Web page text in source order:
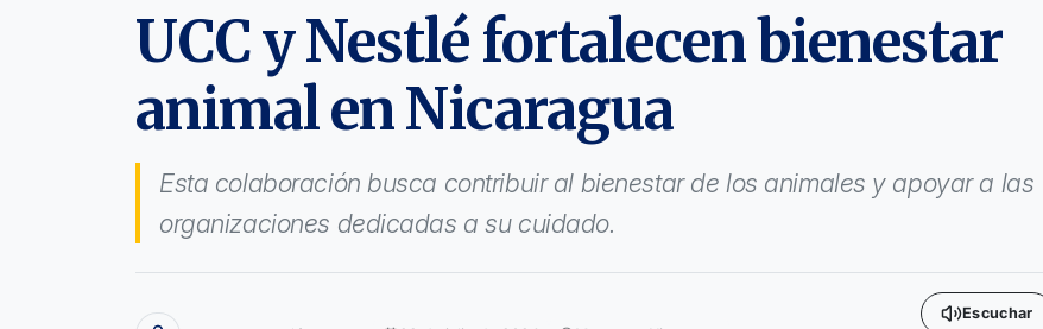
UCC y Nestlé fortalecen bienestar
animal en Nicaragua
Esta colaboración busca contribuir al bienestar de los animales y apoyar a las
organizaciones dedicadas a su cuidado.
Escuchar